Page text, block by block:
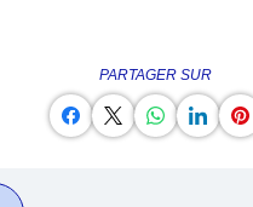
PARTAGER SUR